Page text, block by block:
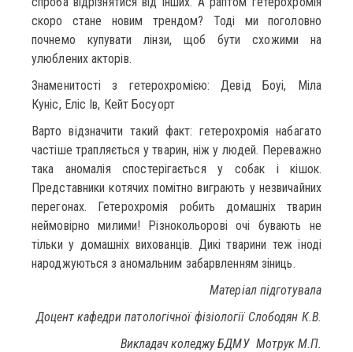
скоро стане новим трендом? Тоді ми поголовно
почнемо купувати лінзи, щоб бути схожими на
улюблених акторів.
Знаменитості з гетерохромією: Девід Боуі, Міла
Куніс, Еліс Ів, Кейт Босуорт
Варто відзначити такий факт: гетерохромія набагато
частіше трапляється у тварин, ніж у людей. Переважно
така аномалія спостерігається у собак і кішок.
Представники котячих помітно виграють у незвичайних
перегонах. Гетерохромія робить домашніх тварин
неймовірно милими! Різнокольорові очі бувають не
тільки у домашніх вихованців. Дикі тварини теж іноді
народжуються з аномальним забарвленням зіниць.
Матеріал підготувала
Доцент кафедри патологічної фізіології Слободян К.В.
Викладач коледжу БДМУ Мотрук М.П.